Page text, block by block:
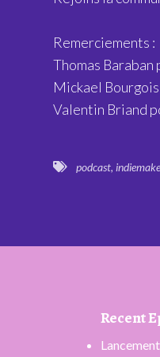
Remerciements :
Thomas
Mickael
Valentin Briand
podcast,
Recent